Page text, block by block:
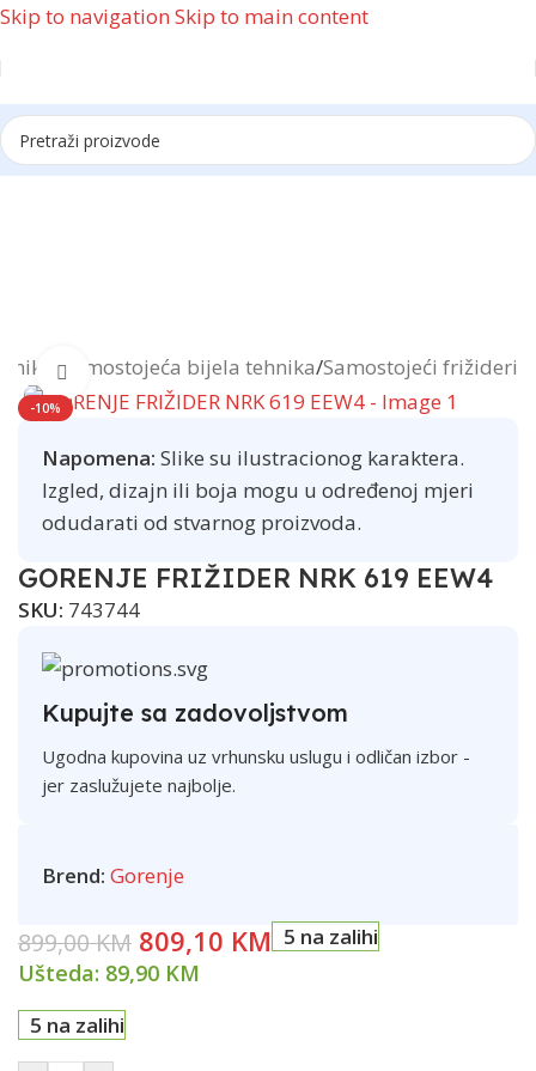
Skip to navigation Skip to main content
Reklama
/Samostojeća bijela tehnika/Samostojeći frižideri
-10%
Click to enlarge
Napomena: Slike su ilustracionog karaktera.
Izgled, dizajn ili boja mogu u određenoj mjeri
odudarati od stvarnog proizvoda.
GORENJE FRIŽIDER NRK 619 EEW4
SKU: 743744
Kupujte sa zadovoljstvom
Ugodna kupovina uz vrhunsku uslugu i odličan izbor -
jer zaslužujete najbolje.
Brend: Gorenje
899,00KM 809,10 KM 5 na zalihi
Ušteda: 89,90 KM
5 na zalihi